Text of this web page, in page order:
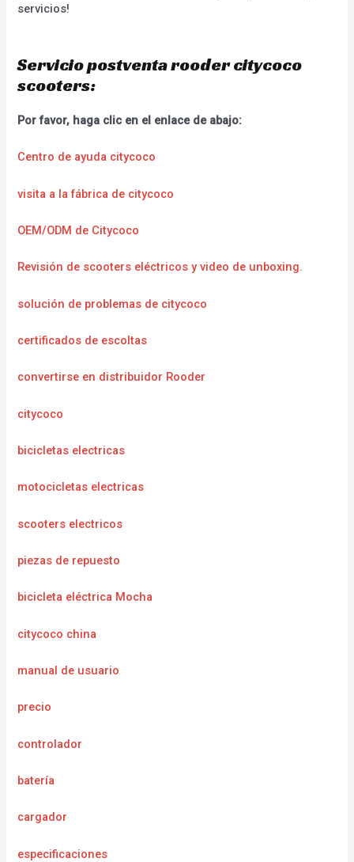
servicios!
Servicio postventa rooder citycoco
scooters:
Por favor, haga clic en el enlace de abajo:
Centro de ayuda citycoco
visita a la fábrica de citycoco
OEM/ODM de Citycoco
Revisión de scooters eléctricos y video de unboxing.
solución de problemas de citycoco
certificados de escoltas
convertirse en distribuidor Rooder
citycoco
bicicletas electricas
motocicletas electricas
scooters electricos
piezas de repuesto
bicicleta eléctrica Mocha
citycoco china
manual de usuario
precio
controlador
batería
cargador
especificaciones